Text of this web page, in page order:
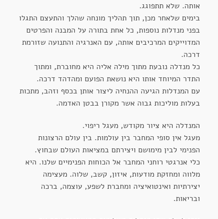
אותה. שלא תתפוגג.
בימים שלאחר מכן, תוך תהליך מונחה שהלך והתעצם התגלו
בפני מנדלות נוספות, כל אחת בתורה על המבנה והפרטים
המדוייקים המרכיבים אותה, עם האנרגיה והתנועה שזורמת
דרכה.
כל מנדלה נובעת מתוך מילה אליה היא מחוברת, ומתוך
התדר המיוחד אותו היא נושאת הפועם ומהדהד דרכה.
עם המנדלות הגיעה ההנחיה ליצור אותן בכסף וזהב, מתכות
בעלות מוליכות גבוה אשר מקורן בבטן האדמה.
המנדלה היא ציור מקודש, מעגל ריפוי.
מעגל אין סופי המחבר בין עולמות. בין עולם הרצונות
הפנימי לבין מימושם ויצירתם במציאות העולם שבחוץ.
כלי אנרגטי רוחני המחבר אל הכוחות הפנימיים שלנו. היא
מלווה ומחזקת מודעות, איזון, קשב, שלוה. מעצימה
יצירתיות ואינטואיציה ומחברת לשפע, עוצמה, ברכה
ובריאות.